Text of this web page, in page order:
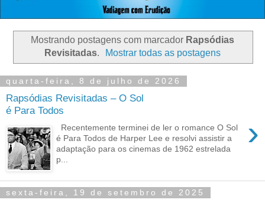
Mostrando postagens com marcador Rapsódias
Revisitadas. Mostrar todas as postagens
quarta-feira, 8 de julho de 2026
Rapsódias Revisitadas – O Sol
é Para Todos
›
Recentemente terminei de ler o romance O Sol
é Para Todos de Harper Lee e resolvi assistir a
adaptação para os cinemas de 1962 estrelada
p...
sexta-feira, 19 de setembro de 2025